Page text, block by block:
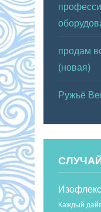
продам
(новая)
Ружьё
Каждый